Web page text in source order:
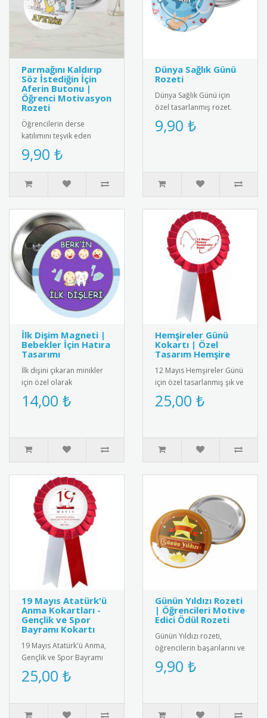
Parmağını Kaldırıp
Söz İstediğin İçin
Aferin Butonu |
Öğrenci Motivasyon
Rozeti
Öğrencilerin derse
katılımını teşvik eden
"Parmağını Kaldırıp Söz
İstediğin İçin Aferin" yazılı
moti..
9,90 ₺
Dünya Sağlık Günü
Rozeti
Dünya Sağlık Günü için
özel tasarlanmış rozet.
Sağlıklı yaşam bilincini
yaymak için ideal
9,90 ₺
İlk Dişim Magneti |
Bebekler İçin Hatıra
Tasarımı
İlk dişini çıkaran minikler
için özel olarak
tasarlanmış bebek
magneti. Diş buğdayı
14,00 ₺
Hemşireler Günü
Kokartı | Özel
Tasarım Hemşire
12 Mayıs Hemşireler Günü
için özel tasarlanmış şık ve
kaliteli kokart. Sağlık
çalışanlarını onurland..
25,00 ₺
19 Mayıs Atatürk'ü
Anma Kokartları -
Gençlik ve Spor
Bayramı Kokartı
19 Mayıs Atatürk'ü Anma,
Gençlik ve Spor Bayramı
için özel tasarım kokart
seti. Yüksek kaliteli meta..
25,00 ₺
Günün Yıldızı Rozeti
| Öğrencileri Motive
Edici Ödül Rozeti
Günün Yıldızı rozeti,
öğrencilerin başarılarını ve
olumlu davranışlarını
teşvik etmek amacıyla
9,90 ₺